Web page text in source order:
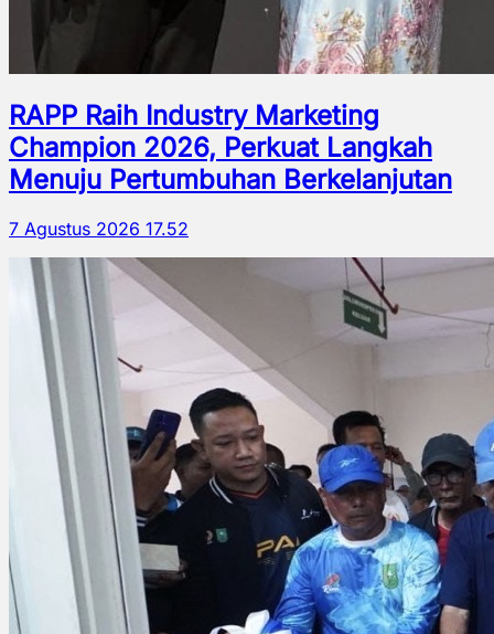
RAPP Raih Industry Marketing
Champion 2026, Perkuat Langkah
Menuju Pertumbuhan Berkelanjutan
7 Agustus 2026 17.52